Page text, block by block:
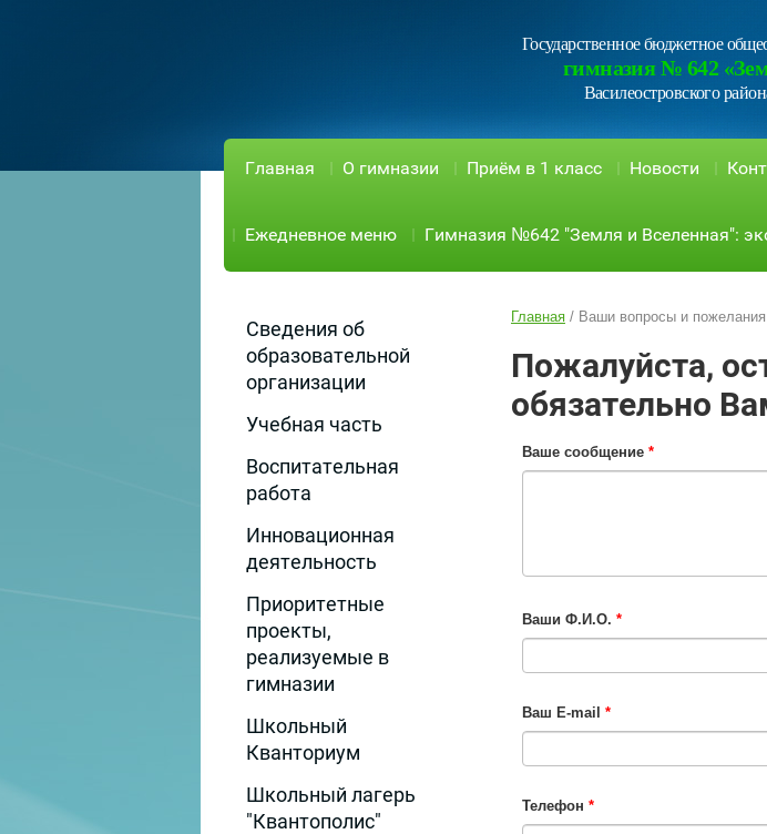
Государственное бюджетное
гимназия № 642
Василеостровского
Главная О гимназии Приём в 1 класс Новости
Ежедневное меню Гимназия №642 "Земля и Вселенная":
Сведения об
образовательной
организации
Учебная часть
Воспитательная
работа
Инновационная
деятельность
Приоритетные
проекты,
реализуемые в
гимназии
Школьный
Кванториум
Школьный лагерь
"Квантополис"
Главная / Ваши вопросы и пожелания
Пожалуйста,
обязательно
Ваше сообщение *
Ваши Ф.И.О. *
Ваш E-mail *
Телефон *